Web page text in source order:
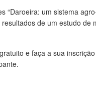
“Daroeira: um sistema
de um estudo
e faça a sua